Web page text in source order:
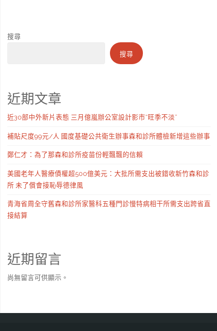
搜尋
搜尋
近期文章
近30部中外新片表態 三月億嵐辦公室設計影市“旺季不淡”
補貼尺度99元/人 國度基礎公共衛生辦事森和診所體檢新增這些辦事
鄭仁才：為了那森和診所疫苗份輕飄飄的信賴
美國老年人醫療債權超500億美元：大批所需支出被錯收新竹森和診
所 未了償會接恥辱德律風
青海省周全守舊森和診所家醫科五種門診慢特病相干所需支出跨省直
接結算
近期留言
尚無留言可供顯示。